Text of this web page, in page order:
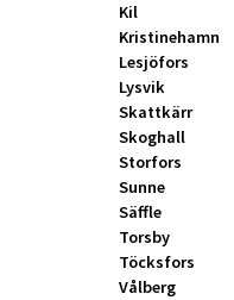
Kil
Kristinehamn
Lesjöfors
Lysvik
Skattkärr
Skoghall
Storfors
Sunne
Säffle
Torsby
Töcksfors
Vålberg